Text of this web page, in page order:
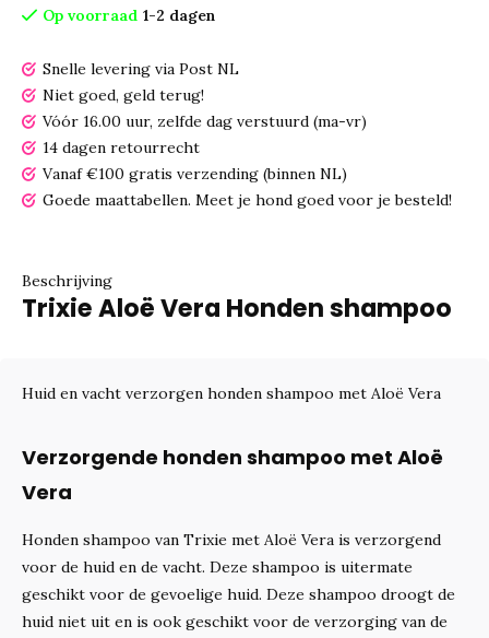
Op voorraad 1-2 dagen
Snelle levering via Post NL
Niet goed, geld terug!
Vóór 16.00 uur, zelfde dag verstuurd (ma-vr)
14 dagen retourrecht
Vanaf €100 gratis verzending (binnen NL)
Goede maattabellen. Meet je hond goed voor je besteld!
Beschrijving
Trixie Aloë Vera Honden shampoo
Huid en vacht verzorgen honden shampoo met Aloë Vera
Verzorgende honden shampoo met Aloë
Vera
Honden shampoo van Trixie met Aloë Vera is verzorgend
voor de huid en de vacht. Deze shampoo is uitermate
geschikt voor de gevoelige huid. Deze shampoo droogt de
huid niet uit en is ook geschikt voor de verzorging van de